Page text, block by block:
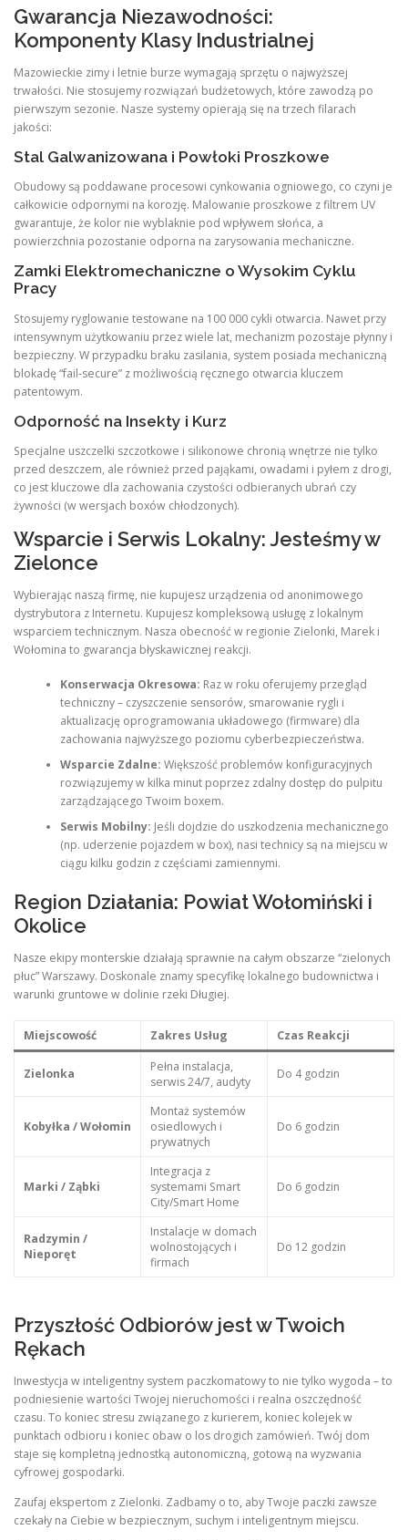
Gwarancja Niezawodności:
Komponenty Klasy Industrialnej
Mazowieckie zimy i letnie burze wymagają sprzętu o najwyższej
trwałości. Nie stosujemy rozwiązań budżetowych, które zawodzą po
pierwszym sezonie. Nasze systemy opierają się na trzech filarach
jakości:
Stal Galwanizowana i Powłoki Proszkowe
Obudowy są poddawane procesowi cynkowania ogniowego, co czyni je
całkowicie odpornymi na korozję. Malowanie proszkowe z filtrem UV
gwarantuje, że kolor nie wyblaknie pod wpływem słońca, a
powierzchnia pozostanie odporna na zarysowania mechaniczne.
Zamki Elektromechaniczne o Wysokim Cyklu
Pracy
Stosujemy ryglowanie testowane na 100 000 cykli otwarcia. Nawet przy
intensywnym użytkowaniu przez wiele lat, mechanizm pozostaje płynny i
bezpieczny. W przypadku braku zasilania, system posiada mechaniczną
blokadę “fail-secure” z możliwością ręcznego otwarcia kluczem
patentowym.
Odporność na Insekty i Kurz
Specjalne uszczelki szczotkowe i silikonowe chronią wnętrze nie tylko
przed deszczem, ale również przed pająkami, owadami i pyłem z drogi,
co jest kluczowe dla zachowania czystości odbieranych ubrań czy
żywności (w wersjach boxów chłodzonych).
Wsparcie i Serwis Lokalny: Jesteśmy w
Zielonce
Wybierając naszą firmę, nie kupujesz urządzenia od anonimowego
dystrybutora z Internetu. Kupujesz kompleksową usługę z lokalnym
wsparciem technicznym. Nasza obecność w regionie Zielonki, Marek i
Wołomina to gwarancja błyskawicznej reakcji.
Konserwacja Okresowa: Raz w roku oferujemy przegląd
techniczny – czyszczenie sensorów, smarowanie rygli i
aktualizację oprogramowania układowego (firmware) dla
zachowania najwyższego poziomu cyberbezpieczeństwa.
Wsparcie Zdalne: Większość problemów konfiguracyjnych
rozwiązujemy w kilka minut poprzez zdalny dostęp do pulpitu
zarządzającego Twoim boxem.
Serwis Mobilny: Jeśli dojdzie do uszkodzenia mechanicznego
(np. uderzenie pojazdem w box), nasi technicy są na miejscu w
ciągu kilku godzin z częściami zamiennymi.
Region Działania: Powiat Wołomiński i
Okolice
Nasze ekipy monterskie działają sprawnie na całym obszarze “zielonych
płuc” Warszawy. Doskonale znamy specyfikę lokalnego budownictwa i
warunki gruntowe w dolinie rzeki Długiej.
Miejscowość Zakres Usług Czas Reakcji
Zielonka
Pełna instalacja,
serwis 24/7, audyty
Do 4 godzin
Kobyłka / Wołomin
Montaż systemów
osiedlowych i
prywatnych
Do 6 godzin
Marki / Ząbki
Integracja z
systemami Smart
City/Smart Home
Do 6 godzin
Radzymin /
Nieporęt
Instalacje w domach
wolnostojących i
firmach
Do 12 godzin
Przyszłość Odbiorów jest w Twoich
Rękach
Inwestycja w inteligentny system paczkomatowy to nie tylko wygoda – to
podniesienie wartości Twojej nieruchomości i realna oszczędność
czasu. To koniec stresu związanego z kurierem, koniec kolejek w
punktach odbioru i koniec obaw o los drogich zamówień. Twój dom
staje się kompletną jednostką autonomiczną, gotową na wyzwania
cyfrowej gospodarki.
Zaufaj ekspertom z Zielonki. Zadbamy o to, aby Twoje paczki zawsze
czekały na Ciebie w bezpiecznym, suchym i inteligentnym miejscu.